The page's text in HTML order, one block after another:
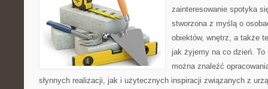
zainteresowanie spotyka
stworzona z myślą o
obiektów, wnętrz, a także
jak żyjemy na co dzień.
można znaleźć
słynnych realizacji, jak i użytecznych inspiracji związanych z